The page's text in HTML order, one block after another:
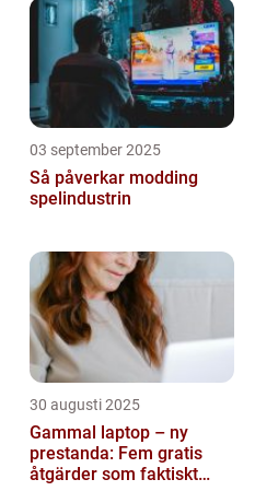
03 september 2025
Så påverkar modding
spelindustrin
30 augusti 2025
Gammal laptop – ny
prestanda: Fem gratis
åtgärder som faktiskt